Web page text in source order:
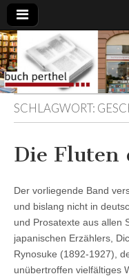
am
SCHLAGWORT:
Die Fluten
Der vorliegende Band
und bislang nicht in
und Prosatexte aus allen
japanischen Erzählers,
Rynosuke (1892-1927),
unübertroffen vielfältiges